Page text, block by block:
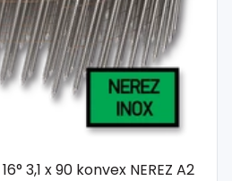
3,1 x 90 konvex NEREZ A2